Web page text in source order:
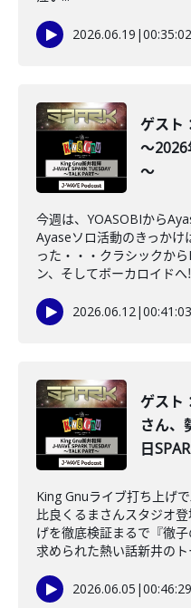
2026.06.19 |00:35:02
ゲスト
～2026
～
今週は、YOASOBIから
Ayaseソロ活動のきっかけ
った・・・クラシックか
ン、そしてボーカロイドへ
2026.06.12|00:41:03
ゲスト
さん
日
King Gnuライブ打ち上げ
比良くるまさんスタジオ
げを徹底検証まるで『徹
求められた熱い話新井のト
2026.06.05 |00:46:29